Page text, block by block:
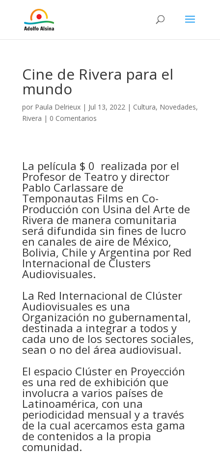
Cine de Rivera para el
mundo
por Paula Delrieux| Jul 13, 2022| Cultura, Novedades,
Rivera | 0 Comentarios
La película $ 0 realizada por el
Profesor de Teatro y director
Pablo Carlassare de
Temponautas Films en Co-
Producción con Usina del Arte de
Rivera de manera comunitaria
será difundida sin fines de lucro
en canales de aire de México,
Bolivia, Chile y Argentina por Red
Internacional de Clusters
Audiovisuales.
La Red Internacional de Clúster
Audiovisuales es una
Organización no gubernamental,
destinada a integrar a todos y
cada uno de los sectores sociales,
sean o no del área audiovisual.
El espacio Clúster en Proyección
es una red de exhibición que
involucra a varios países de
Latinoamérica, con una
periodicidad mensual y a través
de la cual acercamos esta gama
de contenidos a la propia
comunidad.